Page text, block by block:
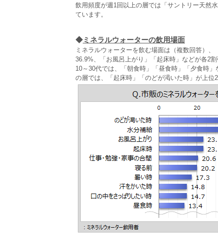
飲用頻度が週1回以上の層では「サントリー天然
ています。
◆ミネラルウォーターの飲用場面
ミネラルウォーターを飲む場面は（複数回答）
36.9%、「お風呂上がり」「起床時」などが各2
10～30代では、「朝食時」「昼食時」「夕食時
の層では、「起床時」「のどが渇いた時」が上位